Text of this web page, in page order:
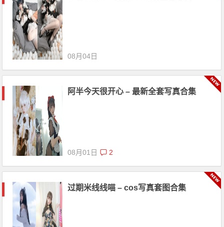
08月04日
阿半今天很开心 – 最新全套写真合集
08月01日 2
过期米线线喵 – cos写真套图合集